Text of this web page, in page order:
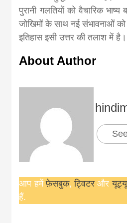
पुरानी गलतियों को वैचारिक भाष्य
जोखिमों के साथ नई संभावनाओं
इतिहास इसी उत्तर की तलाश में है।
About Author
आप हमेंफ़ेसबुक,ट्विटरऔर
हैं.